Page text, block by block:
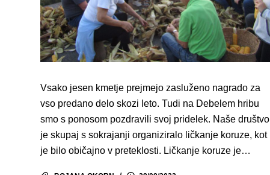
Vsako jesen kmetje prejmejo zasluženo nagrado za
vso predano delo skozi leto. Tudi na Debelem hribu
smo s ponosom pozdravili svoj pridelek. Naše društvo
je skupaj s sokrajanji organiziralo ličkanje koruze, kot
je bilo običajno v preteklosti. Ličkanje koruze je…